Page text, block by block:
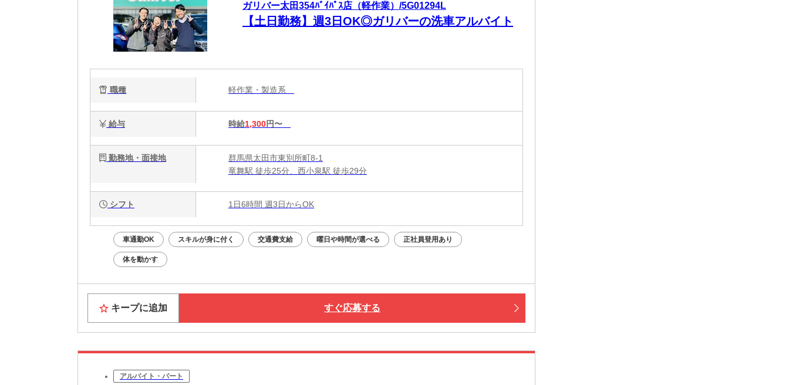
ガリバー太田354ﾊﾞｲﾊﾟｽ店（軽作業）/5G01294L
【土日勤務】週3日OK◎ガリバーの洗車アルバイト
職種 軽作業・製造系
給与 時給1,300円〜
勤務地・面接地
群馬県太田市東別所町8-1
竜舞駅 徒歩25分、西小泉駅 徒歩29分
シフト 1日6時間 週3日からOK
車通勤OK スキルが身に付く 交通費支給 曜日や時間が選べる 正社員登用あり
体を動かす
キープに追加 すぐ応募する
アルバイト・パート